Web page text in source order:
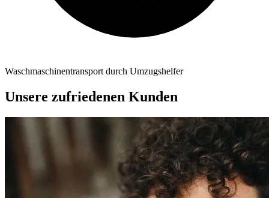
Waschmaschinentransport durch Umzugshelfer
Unsere zufriedenen Kunden